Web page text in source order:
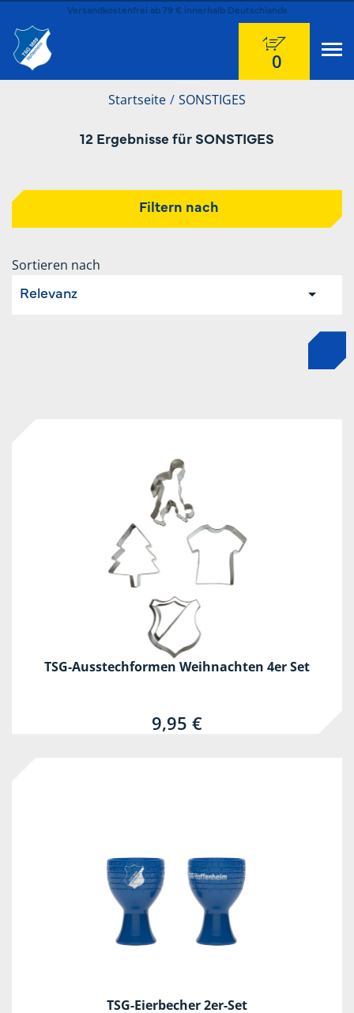
Versandkostenfrei ab 79 € innerhalb Deutschlands
0
Startseite SONSTIGES
12 Ergebnisse für SONSTIGES
Filtern nach
Sortieren nach
Relevanz
TSG-Ausstechformen Weihnachten 4er Set
9,95 €
TSG-Eierbecher 2er-Set